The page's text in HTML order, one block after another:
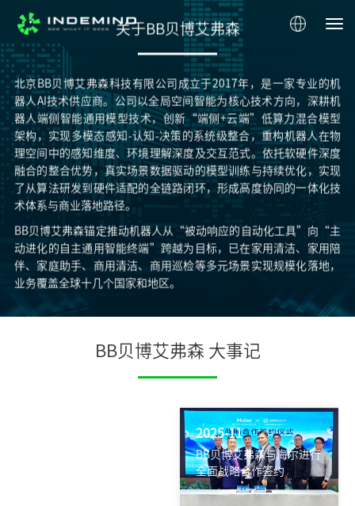
关于BB贝博艾弗森
北京BB贝博艾弗森科技有限公司成立于2017年，是一家专业的机
器人AI技术供应商。公司以全局空间智能为核心技术方向，深耕机
器人端侧智能通用模型技术，创新“端侧+云端”低算力混合模型
架构，实现多模态感知-认知-决策的系统级整合，重构机器人在物
理空间中的感知维度、环境理解深度及交互范式。依托软硬件深度
融合的整合优势，真实场景数据驱动的模型训练与持续优化，实现
了从算法研发到硬件适配的全链路闭环，形成高度协同的一体化技
术体系与商业落地路径。
BB贝博艾弗森锚定推动机器人从“被动响应的自动化工具”向“主
动进化的自主通用智能终端”跨越为目标，已在家用清洁、家用陪
伴、家庭助手、商用清洁、商用巡检等多元场景实现规模化落地，
业务覆盖全球十几个国家和地区。
BB贝博艾弗森 大事记
2025-11
BB贝博艾弗森与海尔进行
全面战略合作签约